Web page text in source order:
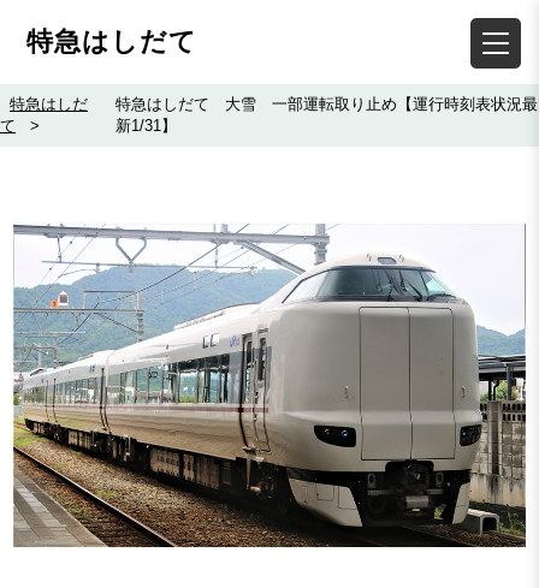
特急はしだて
特急はしだ
て
>
特急はしだて 大雪 一部運転取り止め【運行時刻表状況最
新1/31】